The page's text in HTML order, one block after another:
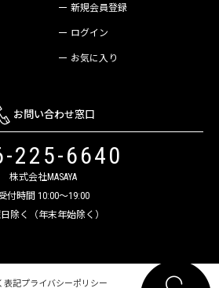
新規会員登録
ログイン
お気に入り
お問い合わせ窓口
225-6640
株式会社MASAYA
付時間 10:00～19:00
除く（年末年始除く）
表記プライバシーポリシー